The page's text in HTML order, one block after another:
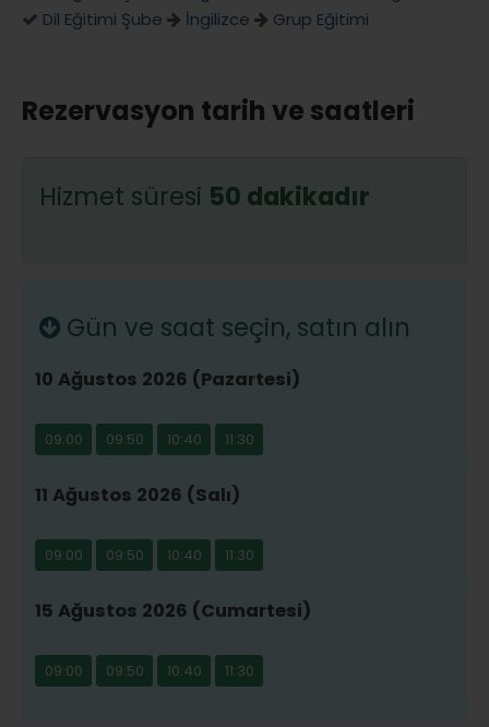
Dil Eğitimi Şube
İngilizce Grup Eğitimi
Rezervasyon tarih ve saatleri
Hizmet süresi 50 dakikadır
Gün ve saat seçin, satın alın
10 Ağustos 2026 (Pazartesi)
09:00 09:50 10:40 11:30
11 Ağustos 2026 (Salı)
09:00 09:50 10:40 11:30
15 Ağustos 2026 (Cumartesi)
09:00 09:50 10:40 11:30